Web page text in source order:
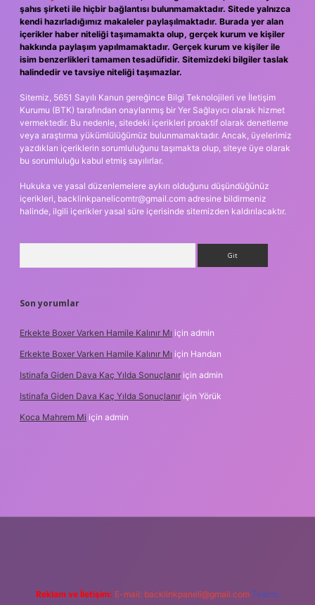
şahıs şirketi ile hiçbir bağlantısı bulunmamaktadır. Sitede yalnızca
kendi hazırladığımız makaleler paylaşılmaktadır. Burada yer alan
içerikler haber niteliği taşımamakta olup, gerçek kurum ve kişiler
hakkında paylaşım yapılmamaktadır. Gerçek kurum ve kişiler ile
isim benzerlikleri tamamen tesadüfidir. Sitemizdeki bilgiler taslak
halindedir ve tavsiye niteliği taşımazlar.
Sitemiz, 5651 Sayılı Kanun gereğince Bilgi Teknolojileri ve İletişim
Kurumu (BTK) tarafından onaylanmış bir Yer Sağlayıcı olarak hizmet
vermektedir. Bu nedenle, sitedeki içerikleri proaktif olarak denetleme
veya araştırma yükümlülüğümüz bulunmamaktadır. Ancak, üyelerimiz
yazdıkları içeriklerin sorumluluğunu taşımakta olup, siteye üye olarak
bu sorumluluğu kabul etmiş sayılırlar.
Hukuka ve yasal düzenlemelere aykırı olduğunu düşündüğünüz
içerikleri, backlinkpanelicomtr@gmail.com adresine bildirmeniz
halinde, ilgili içerikler yasal süre içerisinde sitemizden kaldırılacaktır.
Son yorumlar
Erkekte Boxer Varken Hamile Kalınır Mı için admin
Erkekte Boxer Varken Hamile Kalınır Mı için Handan
Istinafa Giden Dava Kaç Yılda Sonuçlanır için admin
Istinafa Giden Dava Kaç Yılda Sonuçlanır için Yörük
Koca Mahrem Mi için admin
Reklam ve İletişim: E-mail: backlinkpaneli@gmail.com Teams: